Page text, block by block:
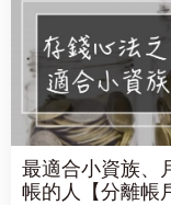
最適合小資族、
帳的人【分離帳